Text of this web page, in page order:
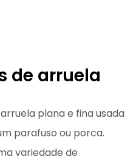
de arruela
plana e fina usada
parafuso ou porca.
variedade de